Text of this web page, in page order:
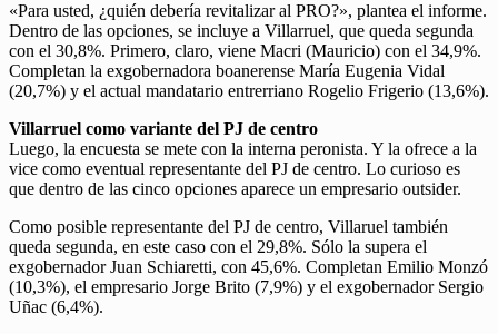
«Para usted, ¿quién debería revitalizar al PRO?», plantea el informe.
Dentro de las opciones, se incluye a Villarruel, que queda segunda
con el 30,8%. Primero, claro, viene Macri (Mauricio) con el 34,9%.
Completan la exgobernadora boanerense María Eugenia Vidal
(20,7%) y el actual mandatario entrerriano Rogelio Frigerio (13,6%).
Villarruel como variante del PJ de centro
Luego, la encuesta se mete con la interna peronista. Y la ofrece a la
vice como eventual representante del PJ de centro. Lo curioso es
que dentro de las cinco opciones aparece un empresario outsider.
Como posible representante del PJ de centro, Villaruel también
queda segunda, en este caso con el 29,8%. Sólo la supera el
exgobernador Juan Schiaretti, con 45,6%. Completan Emilio Monzó
(10,3%), el empresario Jorge Brito (7,9%) y el exgobernador Sergio
Uñac (6,4%).